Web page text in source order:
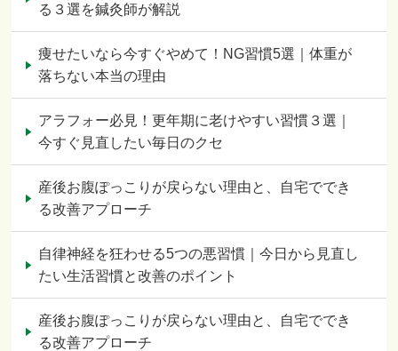
る３選を鍼灸師が解説
痩せたいなら今すぐやめて！NG習慣5選｜体重が
落ちない本当の理由
アラフォー必見！更年期に老けやすい習慣３選｜
今すぐ見直したい毎日のクセ
産後お腹ぽっこりが戻らない理由と、自宅ででき
る改善アプローチ
自律神経を狂わせる5つの悪習慣｜今日から見直し
たい生活習慣と改善のポイント
産後お腹ぽっこりが戻らない理由と、自宅ででき
る改善アプローチ